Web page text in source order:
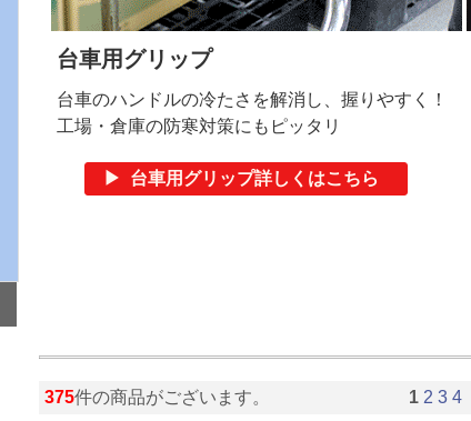
台車用グリップ
台車のハンドルの冷たさを解消し、握りやすく！
工場・倉庫の防寒対策にもピッタリ
▶ 台車用グリップ詳しくはこちら
375件の商品がございます。 1 2 3 4